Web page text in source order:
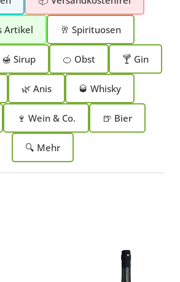
Artikel 🥂 Spirituosen
🍯 Sirup 🍊 Obst 🍸 Gin
🌿 Anis 🥃 Whisky
🍷 Wein & Co. 🍺 Bier
🔍 Mehr